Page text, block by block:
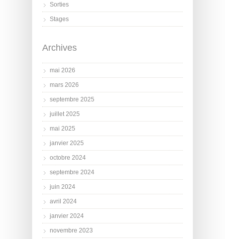
Sorties
Stages
Archives
mai 2026
mars 2026
septembre 2025
juillet 2025
mai 2025
janvier 2025
octobre 2024
septembre 2024
juin 2024
avril 2024
janvier 2024
novembre 2023